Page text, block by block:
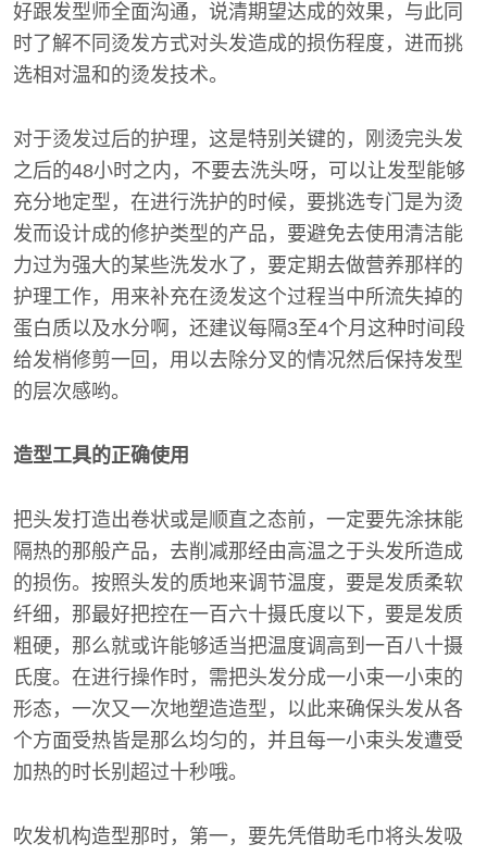
好跟发型师全面沟通，说清期望达成的效果，与此同
时了解不同烫发方式对头发造成的损伤程度，进而挑
选相对温和的烫发技术。
对于烫发过后的护理，这是特别关键的，刚烫完头发
之后的48小时之内，不要去洗头呀，可以让发型能够
充分地定型，在进行洗护的时候，要挑选专门是为烫
发而设计成的修护类型的产品，要避免去使用清洁能
力过为强大的某些洗发水了，要定期去做营养那样的
护理工作，用来补充在烫发这个过程当中所流失掉的
蛋白质以及水分啊，还建议每隔3至4个月这种时间段
给发梢修剪一回，用以去除分叉的情况然后保持发型
的层次感哟。
造型工具的正确使用
把头发打造出卷状或是顺直之态前，一定要先涂抹能
隔热的那般产品，去削减那经由高温之于头发所造成
的损伤。按照头发的质地来调节温度，要是发质柔软
纤细，那最好把控在一百六十摄氏度以下，要是发质
粗硬，那么就或许能够适当把温度调高到一百八十摄
氏度。在进行操作时，需把头发分成一小束一小束的
形态，一次又一次地塑造造型，以此来确保头发从各
个方面受热皆是那么均匀的，并且每一小束头发遭受
加热的时长别超过十秒哦。
吹发机构造型那时，第一，要先凭借助毛巾将头发吸